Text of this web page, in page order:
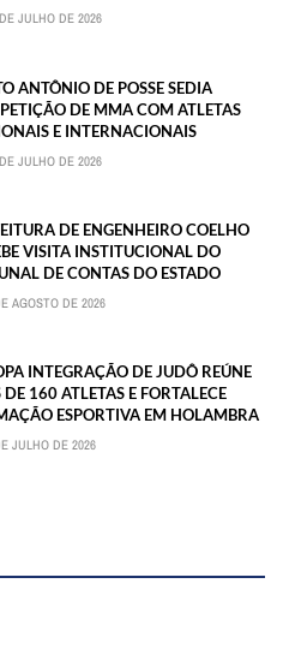
JULHO DE 2026
ANTÔNIO DE POSSE SEDIA
DE MMA COM ATLETAS
E INTERNACIONAIS
JULHO DE 2026
DE ENGENHEIRO COELHO
VISITA INSTITUCIONAL DO
DE CONTAS DO ESTADO
AGOSTO DE 2026
INTEGRAÇÃO DE JUDÔ REÚNE
DE 160 ATLETAS E FORTALECE
ESPORTIVA EM HOLAMBRA
JULHO DE 2026